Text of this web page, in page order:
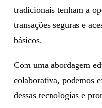
tradicionais tenham a
transações seguras e
básicos.
Com uma abordagem
colaborativa, podemos
dessas tecnologias e